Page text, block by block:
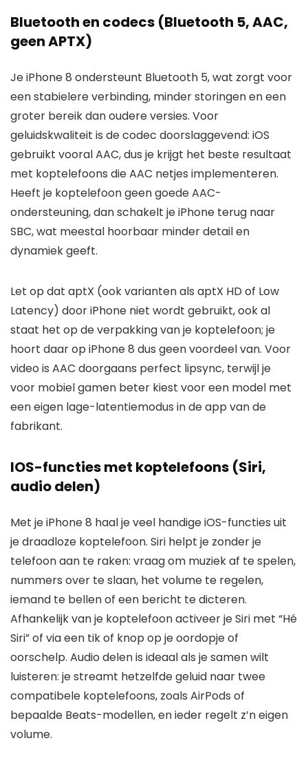
Bluetooth en codecs (Bluetooth 5, AAC,
geen APTX)
Je iPhone 8 ondersteunt Bluetooth 5, wat zorgt voor
een stabielere verbinding, minder storingen en een
groter bereik dan oudere versies. Voor
geluidskwaliteit is de codec doorslaggevend: iOS
gebruikt vooral AAC, dus je krijgt het beste resultaat
met koptelefoons die AAC netjes implementeren.
Heeft je koptelefoon geen goede AAC-
ondersteuning, dan schakelt je iPhone terug naar
SBC, wat meestal hoorbaar minder detail en
dynamiek geeft.
Let op dat aptX (ook varianten als aptX HD of Low
Latency) door iPhone niet wordt gebruikt, ook al
staat het op de verpakking van je koptelefoon; je
hoort daar op iPhone 8 dus geen voordeel van. Voor
video is AAC doorgaans perfect lipsync, terwijl je
voor mobiel gamen beter kiest voor een model met
een eigen lage-latentiemodus in de app van de
fabrikant.
IOS-functies met koptelefoons (Siri,
audio delen)
Met je iPhone 8 haal je veel handige iOS-functies uit
je draadloze koptelefoon. Siri helpt je zonder je
telefoon aan te raken: vraag om muziek af te spelen,
nummers over te slaan, het volume te regelen,
iemand te bellen of een bericht te dicteren.
Afhankelijk van je koptelefoon activeer je Siri met “Hé
Siri” of via een tik of knop op je oordopje of
oorschelp. Audio delen is ideaal als je samen wilt
luisteren: je streamt hetzelfde geluid naar twee
compatibele koptelefoons, zoals AirPods of
bepaalde Beats-modellen, en ieder regelt z’n eigen
volume.